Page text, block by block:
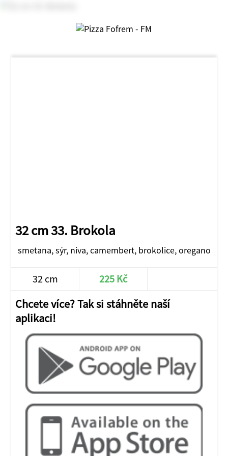
32 cm 33. Brokola
smetana, sýr, niva, camembert, brokolice, oregano
32 cm 225 Kč
Chcete více? Tak si stáhněte naší
aplikaci!